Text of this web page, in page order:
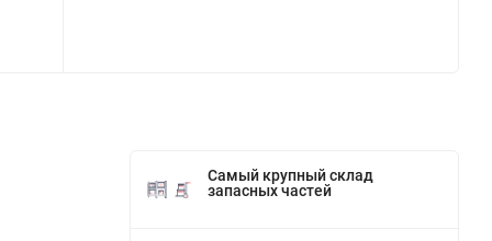
Самый крупный склад
запасных частей